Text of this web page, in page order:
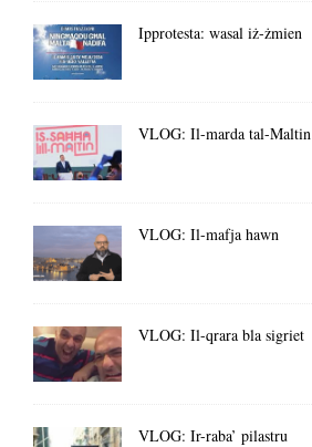
Ipprotesta: wasal iż-żmien
VLOG: Il-marda tal-Maltin
VLOG: Il-mafja hawn
VLOG: Il-qrara bla sigriet
VLOG: Ir-raba’ pilastru